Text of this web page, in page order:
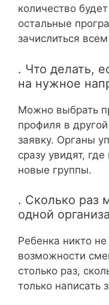
количество
остальные
зачислиться
. Что делать,
на нужное
Можно выбрать
профиля в
заявку. Органы
сразу увидят,
новые группы.
. Сколько раз
одной
Ребенка никто
возможности
столько раз,
только написать